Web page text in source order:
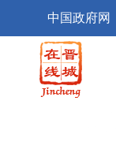
中国政府网